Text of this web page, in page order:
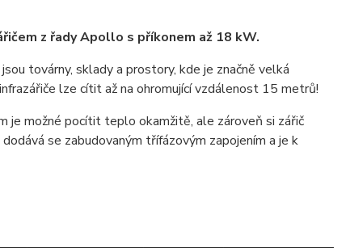
z řady Apollo s příkonem až 18 kW.
továrny, sklady a prostory, kde je značně velká
lze cítit až na ohromující vzdálenost 15 metrů!
je možné pocítit teplo okamžitě, ale zároveň si zářič
se zabudovaným třífázovým zapojením a je k